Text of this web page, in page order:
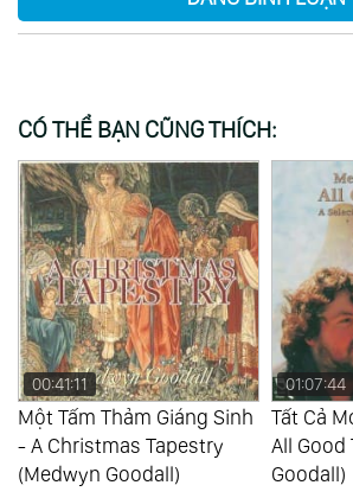
CÓ THỂ BẠN CŨNG THÍCH:
00:41:11
Một Tấm Thảm Giáng Sinh
- A Christmas Tapestry
(Medwyn Goodall)
01:07:44
Tất Cả
All
Goodall)